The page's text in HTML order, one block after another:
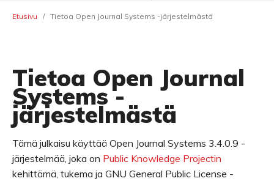
Etusivu / Tietoa Open Journal Systems -järjestelmästä
Tietoa Open Journal
Systems -
järjestelmästä
Tämä julkaisu käyttää Open Journal Systems 3.4.0.9 -
järjestelmää, joka on Public Knowledge Projectin
kehittämä, tukema ja GNU General Public License -